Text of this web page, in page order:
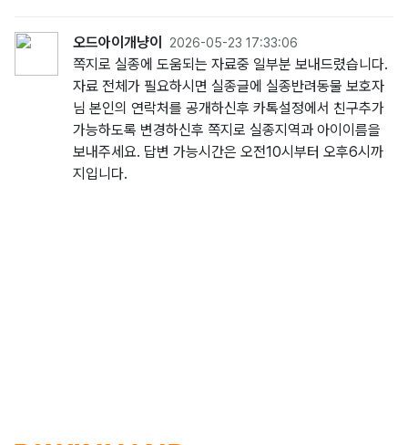
오드아이개냥이 2026-05-23 17:33:06
쪽지로 실종에 도움되는 자료중 일부분 보내드렸습니다.
자료 전체가 필요하시면 실종글에 실종반려동물 보호자
님 본인의 연락처를 공개하신후 카톡설정에서 친구추가
가능하도록 변경하신후 쪽지로 실종지역과 아이이름을
보내주세요. 답변 가능시간은 오전10시부터 오후6시까
지입니다.